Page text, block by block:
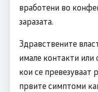
вработени во
заразата.
Здравствените
имале контакти или
кои се превезуваат
првите симптоми